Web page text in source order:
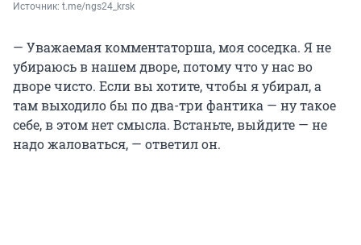
Источник: t.me/ngs24_krsk
— Уважаемая комментаторша, моя соседка. Я не
убираюсь в нашем дворе, потому что у нас во
дворе чисто. Если вы хотите, чтобы я убирал, а
там выходило бы по два-три фантика — ну такое
себе, в этом нет смысла. Встаньте, выйдите — не
надо жаловаться, — ответил он.